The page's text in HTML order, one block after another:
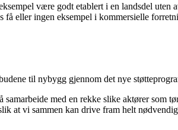
være godt etablert i en landsdel uten
eller ingen eksempel i kommersielle
til nybygg gjennom det nye
med en rekke slike aktører som
at vi sammen kan drive fram helt